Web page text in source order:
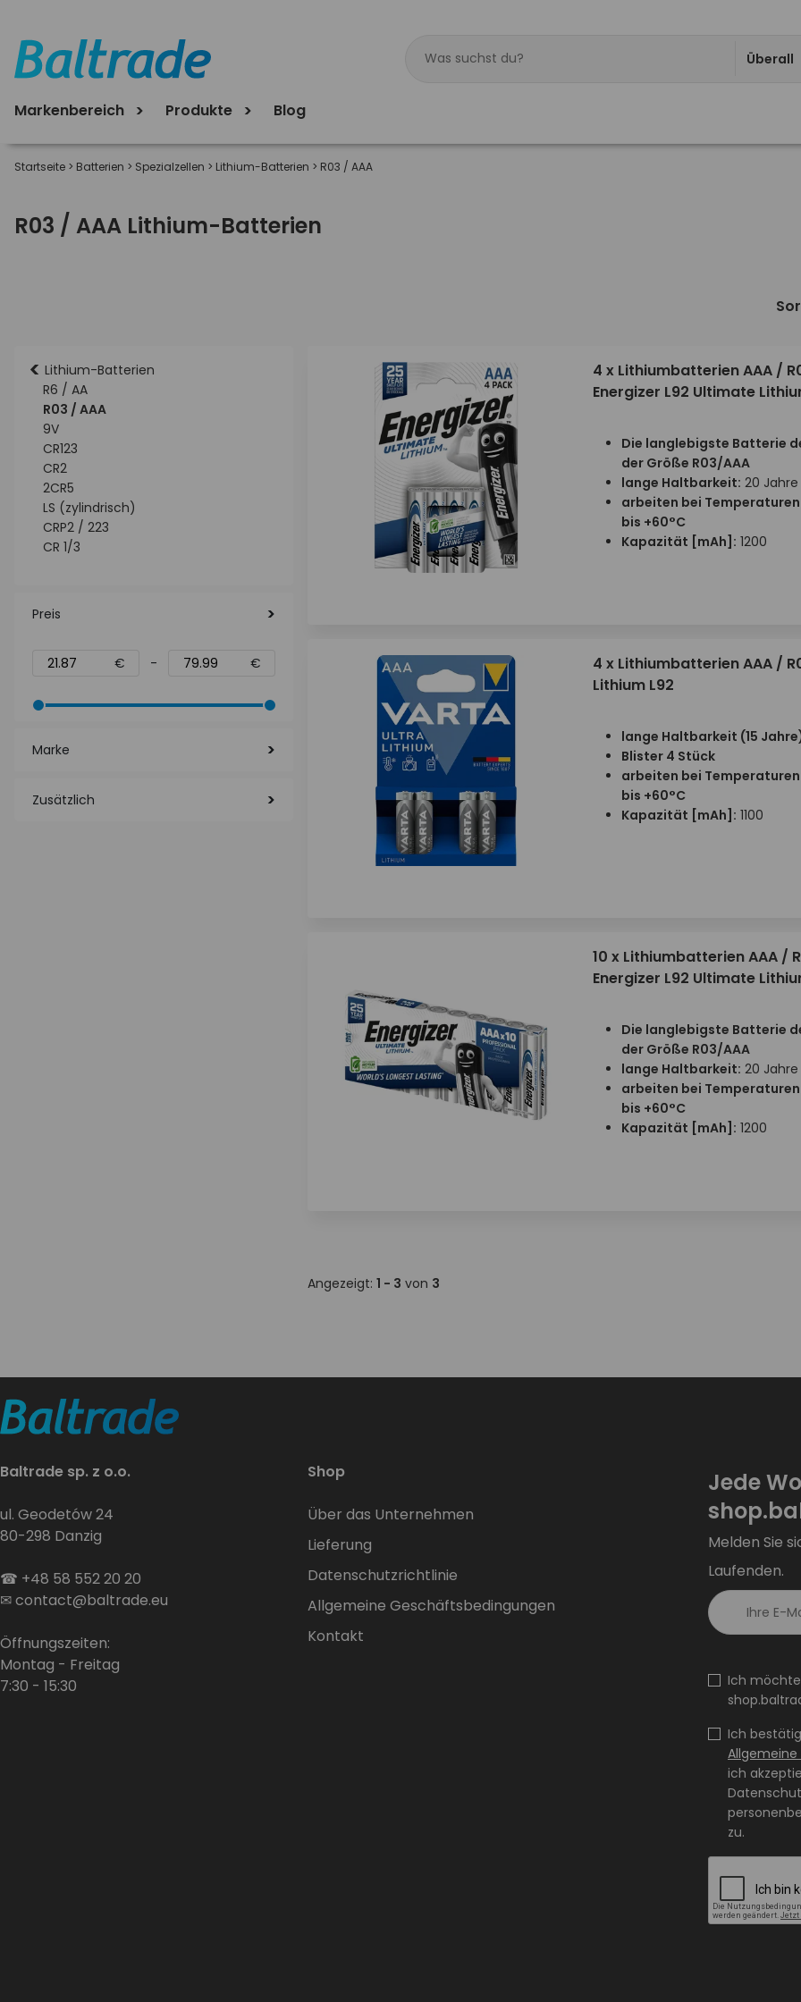
Überall
Produkte
Markenbereich Blog
Startseite > Batterien > Spezialzellen > Lithium-Batterien > R03 / AAA
R03 / AAA Lithium-Batterien
< Lithium-Batterien
R6 / AA
R03 / AAA
9V
CR123
CR2
2CR5
LS (zylindrisch)
CRP2 / 223
CR 1/3
Preis
€ - €
Marke
Zusätzlich
4 x Lithiumbatterien AAA /
Energizer L92 Ultimate
Die langlebigste Batterie
der Größe R03/AAA
lange Haltbarkeit: 20 Jahre
arbeiten bei Temperaturen
bis +60°C
Kapazität [mAh]: 1200
4 x Lithiumbatterien AAA /
Lithium L92
lange Haltbarkeit (15
Blister 4 Stück
arbeiten bei Temperaturen
bis +60°C
Kapazität [mAh]: 1100
10 x Lithiumbatterien AAA /
Energizer L92 Ultimate
Die langlebigste Batterie
der Größe R03/AAA
lange Haltbarkeit: 20 Jahre
arbeiten bei Temperaturen
bis +60°C
Kapazität [mAh]: 1200
Angezeigt: 1 - 3 von 3
Baltrade sp. z o.o.
ul. Geodetów 24
80-298 Danzig
☎ +48 58 552 20 20
✉contact@baltrade.eu
Öffnungszeiten:
Montag - Freitag
7:30 - 15:30
Shop
Über das Unternehmen
Lieferung
Datenschutzrichtlinie
Allgemeine Geschäftsbedingungen
Kontakt
Jede
Melden Sie
Laufenden.
Ich
Ich
Allgemeine
ich
zu.